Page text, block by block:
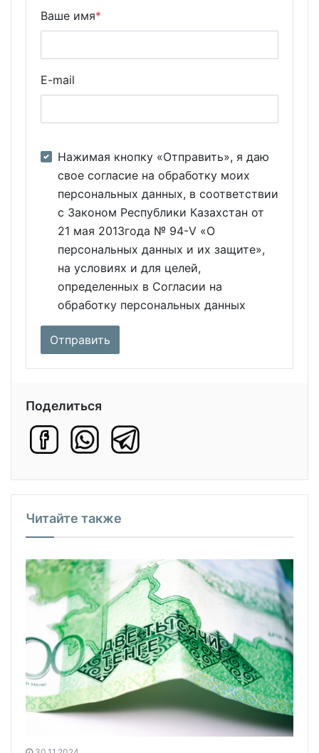
Ваше имя*
E-mail
Нажимая кнопку «Отправить», я даю
свое согласие на обработку моих
персональных данных, в соответствии
с Законом Республики Казахстан от
21 мая 2013года № 94-V «О
персональных данных и их защите»,
на условиях и для целей,
определенных в Согласии на
обработку персональных данных
Поделиться
Читайте также